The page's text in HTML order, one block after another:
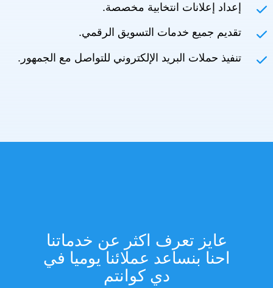
إعداد إعلانات انتخابية مخصصة.
تقديم جميع خدمات التسويق الرقمي.
تنفيذ حملات البريد الإلكتروني للتواصل مع الجمهور.
عايز تعرف اكثر عن خدماتنا
احنا بنساعد عملائنا يوميا في
دي كوانتم